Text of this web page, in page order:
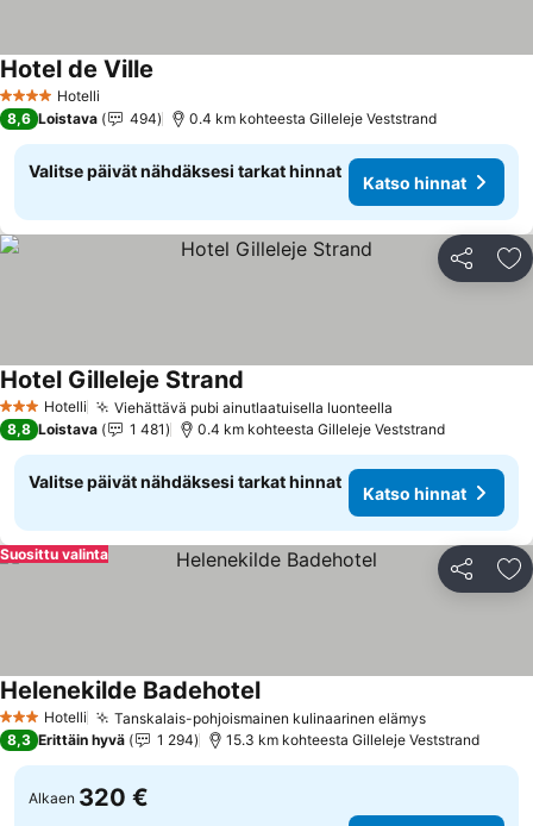
4 Tähtiluokitus
Hotelli
Hotel de Ville
8,6 Loistava 494 0.4 km kohteesta Gilleleje Veststrand
Valitse päivät nähdäksesi tarkat hinnat
Katso hinnat
Jaa
3 Tähtiluokitus
Hotelli Viehättävä pubi ainutlaatuisella luonteella
Hotel Gilleleje Strand
8,8 Loistava 1 481 0.4 km kohteesta Gilleleje Veststrand
Valitse päivät nähdäksesi tarkat hinnat
Katso hinnat
Jaa
Suosittu valinta
3 Tähtiluokitus
Hotelli Tanskalais-pohjoismainen kulinaarinen elämys
Helenekilde Badehotel
8,3 Erittäin hyvä 1 294 15.3 km kohteesta Gilleleje Veststrand
Alkaen 320 €